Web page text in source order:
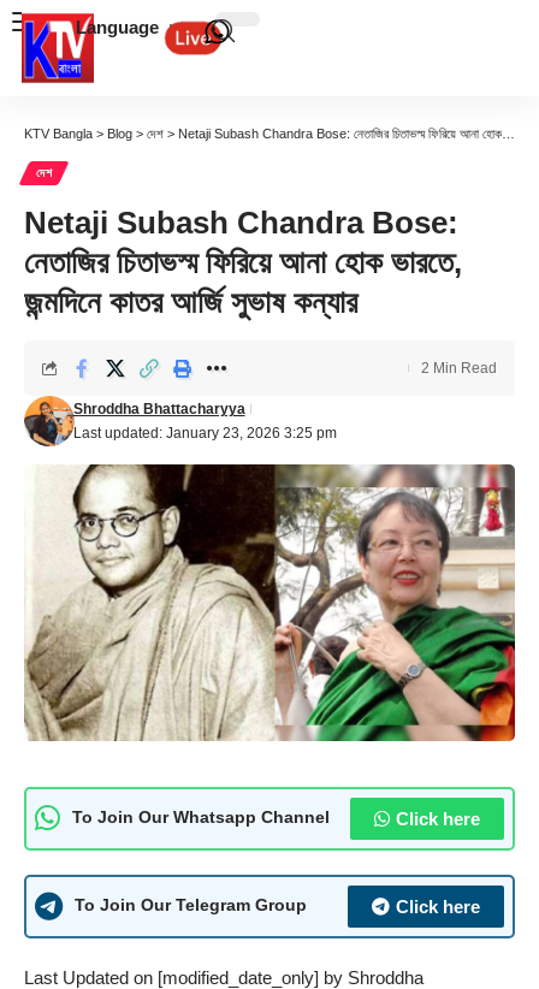
Language
KTV Bangla > Blog > দেশ > Netaji Subash Chandra Bose: নেতাজির চিতাভস্ম ফিরিয়ে আনা হোক ভারতে, জন্মদিনে কাতর আর্জি সুভাষ কন্যার
দেশ
Netaji Subash Chandra Bose:
নেতাজির চিতাভস্ম ফিরিয়ে আনা হোক ভারতে,
জন্মদিনে কাতর আর্জি সুভাষ কন্যার
Last updated: January 23, 2026 3:25 pm
Shroddha Bhattacharyya
2 Min Read
To Join Our Whatsapp Channel Click here
To Join Our Telegram Group Click here
Last Updated on [modified_date_only] by Shroddha